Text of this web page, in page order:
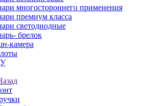
многостороннего применения
премиум класса
светодиодные
брелок
камера